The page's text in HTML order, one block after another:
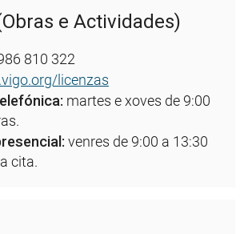
e Actividades)
810 322
licenzas
martes e xoves de 9:00
venres de 9:00 a 13:30
cita.